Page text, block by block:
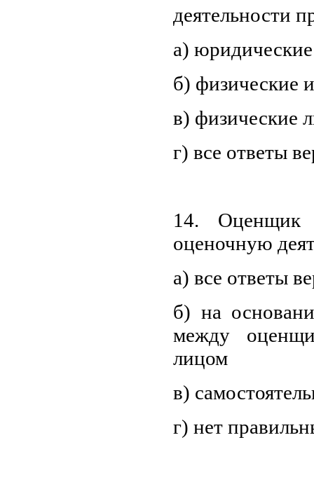
деятельности
а)
б) физические
в) физические
г) все ответы
14. Оценщик
оценочную
а) все ответы
б) на
между
лицом
в)
г) нет